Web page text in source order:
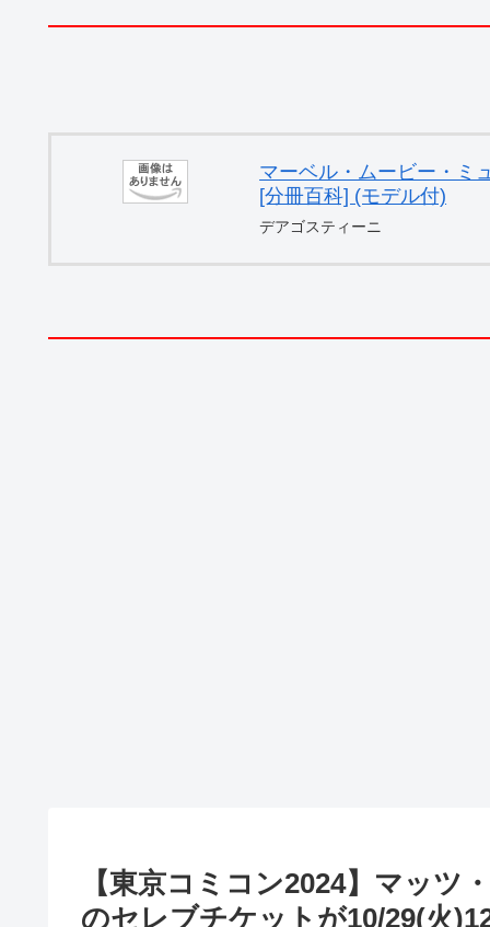
マーベル・ムービー・ミ
[分冊百科] (モデル付)
デアゴスティーニ
【東京コミコン2024】マッツ
のセレブチケットが10/29(火